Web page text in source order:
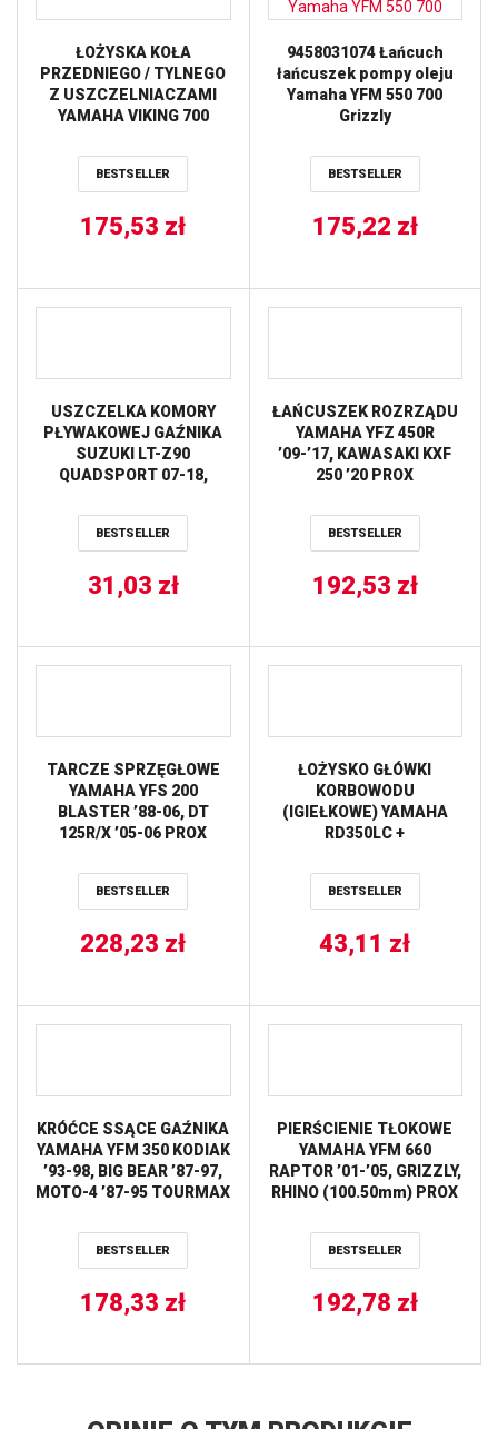
ŁOŻYSKA KOŁA
PRZEDNIEGO / TYLNEGO
Z USZCZELNIACZAMI
YAMAHA VIKING 700
ALL BALLS
BESTSELLER
175,53 zł
9458031074 Łańcuch
łańcuszek pompy oleju
Yamaha YFM 550 700
Grizzly
BESTSELLER
175,22 zł
USZCZELKA KOMORY
PŁYWAKOWEJ GAŹNIKA
SUZUKI LT-Z90
QUADSPORT 07-18,
TTR90 00-08 ALL BALLS
BESTSELLER
31,03 zł
ŁAŃCUSZEK ROZRZĄDU
YAMAHA YFZ 450R
’09-’17, KAWASAKI KXF
250 ’20 PROX
BESTSELLER
192,53 zł
TARCZE SPRZĘGŁOWE
YAMAHA YFS 200
BLASTER ’88-06, DT
125R/X ’05-06 PROX
BESTSELLER
228,23 zł
ŁOŻYSKO GŁÓWKI
KORBOWODU
(IGIEŁKOWE) YAMAHA
RD350LC +
PROX
BESTSELLER
43,11 zł
KRÓĆCE SSĄCE GAŹNIKA
YAMAHA YFM 350 KODIAK
’93-98, BIG BEAR ’87-97,
MOTO-4 ’87-95 TOURMAX
BESTSELLER
178,33 zł
PIERŚCIENIE TŁOKOWE
YAMAHA YFM 660
RAPTOR ’01-’05, GRIZZLY,
RHINO (100.50mm) PROX
BESTSELLER
192,78 zł